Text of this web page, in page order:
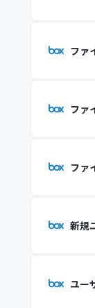
ファ
ファ
ファ
新規
ユー